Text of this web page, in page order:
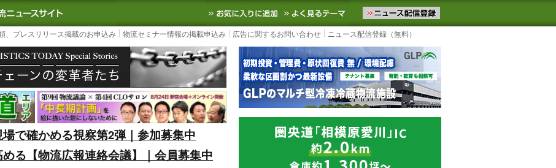
｜国内最大の物流ニュースサイト3PL, SCMなど国内外の最新の物流ニュースをお届けします。物流ニュースメール配信を登録す
お気に入りに追加 よく見るテーマ
、プレスリリース掲載のお申込み 物流セミナー情報の掲載申込み 広告に関するお問い合わせ ニュース配信登録（無料）
で確かめる視察第2弾｜参加募集中
る【物流広報連絡会議】｜会員募集中